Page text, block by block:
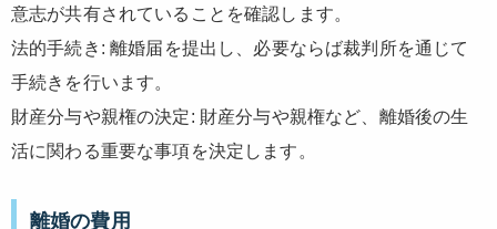
意志が共有されていることを確認します。
法的手続き: 離婚届を提出し、必要ならば裁判所を通じて
手続きを行います。
財産分与や親権の決定: 財産分与や親権など、離婚後の生
活に関わる重要な事項を決定します。
離婚の費用